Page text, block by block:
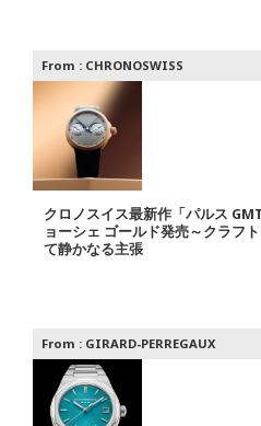
From : CHRONOSWISS
クロノスイス最新作「パルス
ョーシェ ゴールド発売～クラフ
て静かなる主張
From : GIRARD-PERREGAUX